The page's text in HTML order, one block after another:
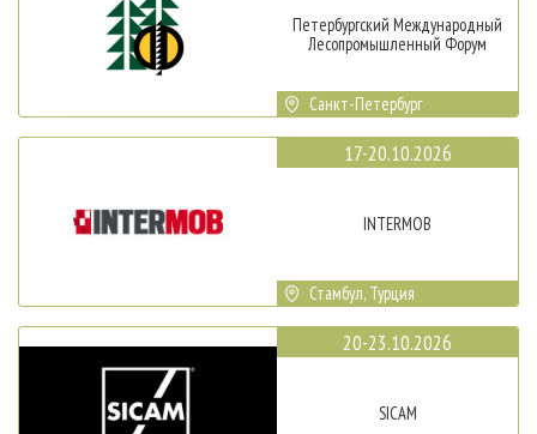
Петербургский Международный
Лесопромышленный Форум
Санкт-Петербург
17-20.10.2026
INTERMOB
Стамбул, Турция
20-23.10.2026
SICAM